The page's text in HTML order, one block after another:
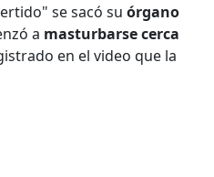
se sacó suórgano
a masturbarse cerca
en el video que la